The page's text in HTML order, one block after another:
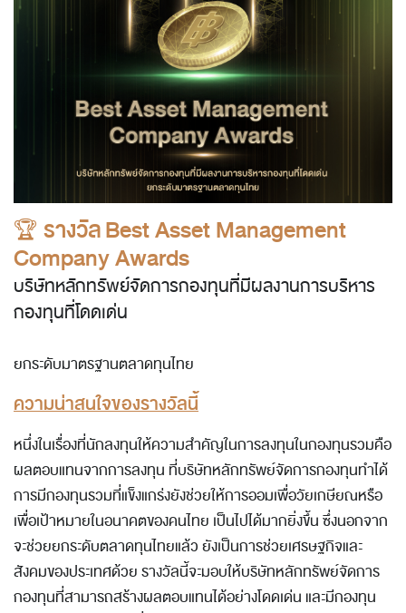
🏆 รางวัลBest Asset Management
Company Awards
บริษัทหลักทรัพย์จัดการกองทุนที่มีผลงานการบริหาร
กองทุนที่โดดเด่น
ยกระดับมาตรฐานตลาดทุนไทย
ความน่าสนใจของรางวัลนี้
หนึ่งในเรื่องที่นักลงทุนให้ความสำคัญในการลงทุนในกองทุนรวมคือ
ผลตอบแทนจากการลงทุน ที่บริษัทหลักทรัพย์จัดการกองทุนทำได้
การมีกองทุนรวมที่แข็งแกร่งยังช่วยให้การออมเพื่อวัยเกษียณหรือ
เพื่อเป้าหมายในอนาคตของคนไทย เป็นไปได้มากยิ่งขึ้น ซึ่งนอกจาก
จะช่วยยกระดับตลาดทุนไทยแล้ว ยังเป็นการช่วยเศรษฐกิจและ
สังคมของประเทศด้วย รางวัลนี้จะมอบให้บริษัทหลักทรัพย์จัดการ
กองทุนที่สามารถสร้างผลตอบแทนได้อย่างโดดเด่น และมีกองทุน